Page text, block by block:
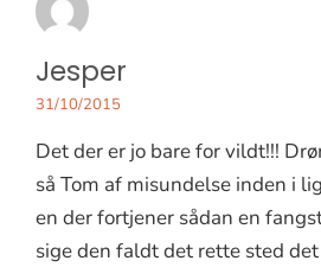
Jesper
31/10/2015
Det der er jo bare for vildt!!!
så Tom af misundelse inden i
en der fortjener sådan en
sige den faldt det rette sted